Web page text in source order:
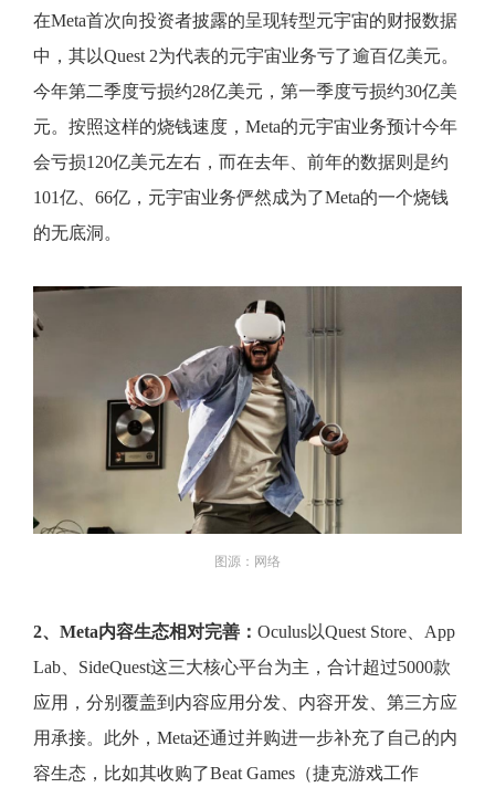
在Meta首次向投资者披露的呈现转型元宇宙的财报数据
中，其以Quest 2为代表的元宇宙业务亏了逾百亿美元。
今年第二季度亏损约28亿美元，第一季度亏损约30亿美
元。按照这样的烧钱速度，Meta的元宇宙业务预计今年
会亏损120亿美元左右，而在去年、前年的数据则是约
101亿、66亿，元宇宙业务俨然成为了Meta的一个烧钱
的无底洞。
图源：网络
2、Meta内容生态相对完善： Oculus以Quest Store、App
Lab、SideQuest这三大核心平台为主，合计超过5000款
应用，分别覆盖到内容应用分发、内容开发、第三方应
用承接。此外，Meta还通过并购进一步补充了自己的内
容生态，比如其收购了Beat Games（捷克游戏工作